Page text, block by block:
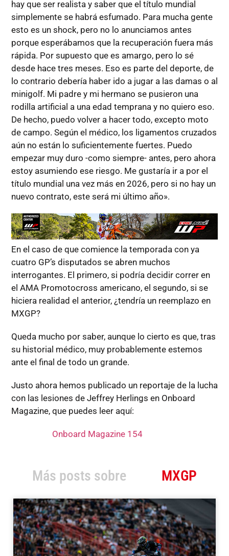
hay que ser realista y saber que el título mundial
simplemente se habrá esfumado. Para mucha gente
esto es un shock, pero no lo anunciamos antes
porque esperábamos que la recuperación fuera más
rápida. Por supuesto que es amargo, pero lo sé
desde hace tres meses. Eso es parte del deporte, de
lo contrario debería haber ido a jugar a las damas o al
minigolf. Mi padre y mi hermano se pusieron una
rodilla artificial a una edad temprana y no quiero eso.
De hecho, puedo volver a hacer todo, excepto moto
de campo. Según el médico, los ligamentos cruzados
aún no están lo suficientemente fuertes. Puedo
empezar muy duro -como siempre- antes, pero ahora
estoy asumiendo ese riesgo. Me gustaría ir a por el
título mundial una vez más en 2026, pero si no hay un
nuevo contrato, este será mi último año».
En el caso de que comience la temporada con ya
cuatro GP’s disputados se abren muchos
interrogantes. El primero, si podría decidir correr en
el AMA Promotocross americano, el segundo, si se
hiciera realidad el anterior, ¿tendría un reemplazo en
MXGP?
Queda mucho por saber, aunque lo cierto es que, tras
su historial médico, muy probablemente estemos
ante el final de todo un grande.
Justo ahora hemos publicado un reportaje de la lucha
con las lesiones de Jeffrey Herlings en Onboard
Magazine, que puedes leer aquí:
Onboard Magazine 154
Más posts sobre MXGP